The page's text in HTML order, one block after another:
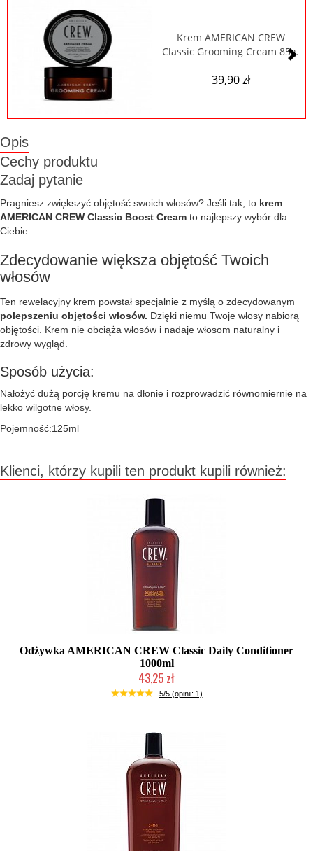
Krem AMERICAN CREW
Classic Grooming Cream 85g.
39,90 zł
Opis
Cechy produktu
Zadaj pytanie
Pragniesz zwiększyć objętość swoich włosów? Jeśli tak, to krem
AMERICAN CREW Classic Boost Cream to najlepszy wybór dla
Ciebie.
Zdecydowanie większa objętość Twoich
włosów
Ten rewelacyjny krem powstał specjalnie z myślą o zdecydowanym
polepszeniu objętości włosów. Dzięki niemu Twoje włosy nabiorą
objętości. Krem nie obciąża włosów i nadaje włosom naturalny i
zdrowy wygląd.
Sposób użycia:
Nałożyć dużą porcję kremu na dłonie i rozprowadzić równomiernie na
lekko wilgotne włosy.
Pojemność:125ml
Klienci, którzy kupili ten produkt kupili również:
Odżywka AMERICAN CREW Classic Daily Conditioner
1000ml
43,25 zł
Chwilowo niedostępny
5/5 (opinii: 1)